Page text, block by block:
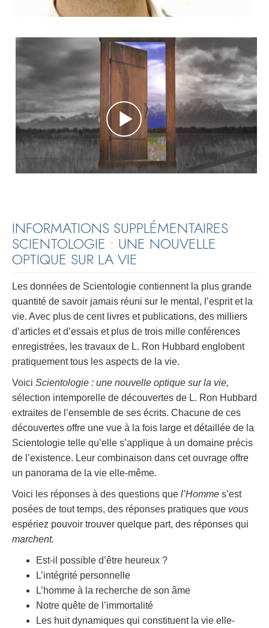
INFORMATIONS SUPPLÉMENTAIRES
SCIENTOLOGIE : UNE NOUVELLE
OPTIQUE SUR LA VIE
Les données de Scientologie contiennent la plus grande
quantité de savoir jamais réuni sur le mental, l’esprit et la
vie. Avec plus de cent livres et publications, des milliers
d’articles et d’essais et plus de trois mille conférences
enregistrées, les travaux de L. Ron Hubbard englobent
pratiquement tous les aspects de la vie.
Voici Scientologie : une nouvelle optique sur la vie,
sélection intemporelle de découvertes de L. Ron Hubbard
extraites de l’ensemble de ses écrits. Chacune de ces
découvertes offre une vue à la fois large et détaillée de la
Scientologie telle qu’elle s’applique à un domaine précis
de l’existence. Leur combinaison dans cet ouvrage offre
un panorama de la vie elle-même.
Voici les réponses à des questions que l’Homme s’est
posées de tout temps, des réponses pratiques que vous
espériez pouvoir trouver quelque part, des réponses qui
marchent.
Est-il possible d’être heureux ?
L’intégrité personnelle
L’homme à la recherche de son âme
Notre quête de l’immortalité
Les huit dynamiques qui constituent la vie elle-